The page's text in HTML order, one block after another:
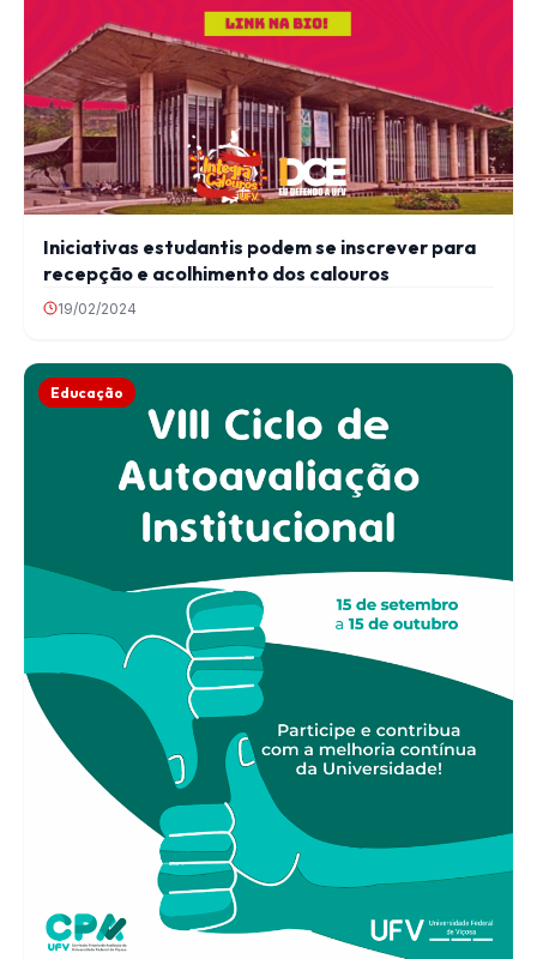
Iniciativas estudantis podem se inscrever para
recepção e acolhimento dos calouros
19/02/2024
Educação